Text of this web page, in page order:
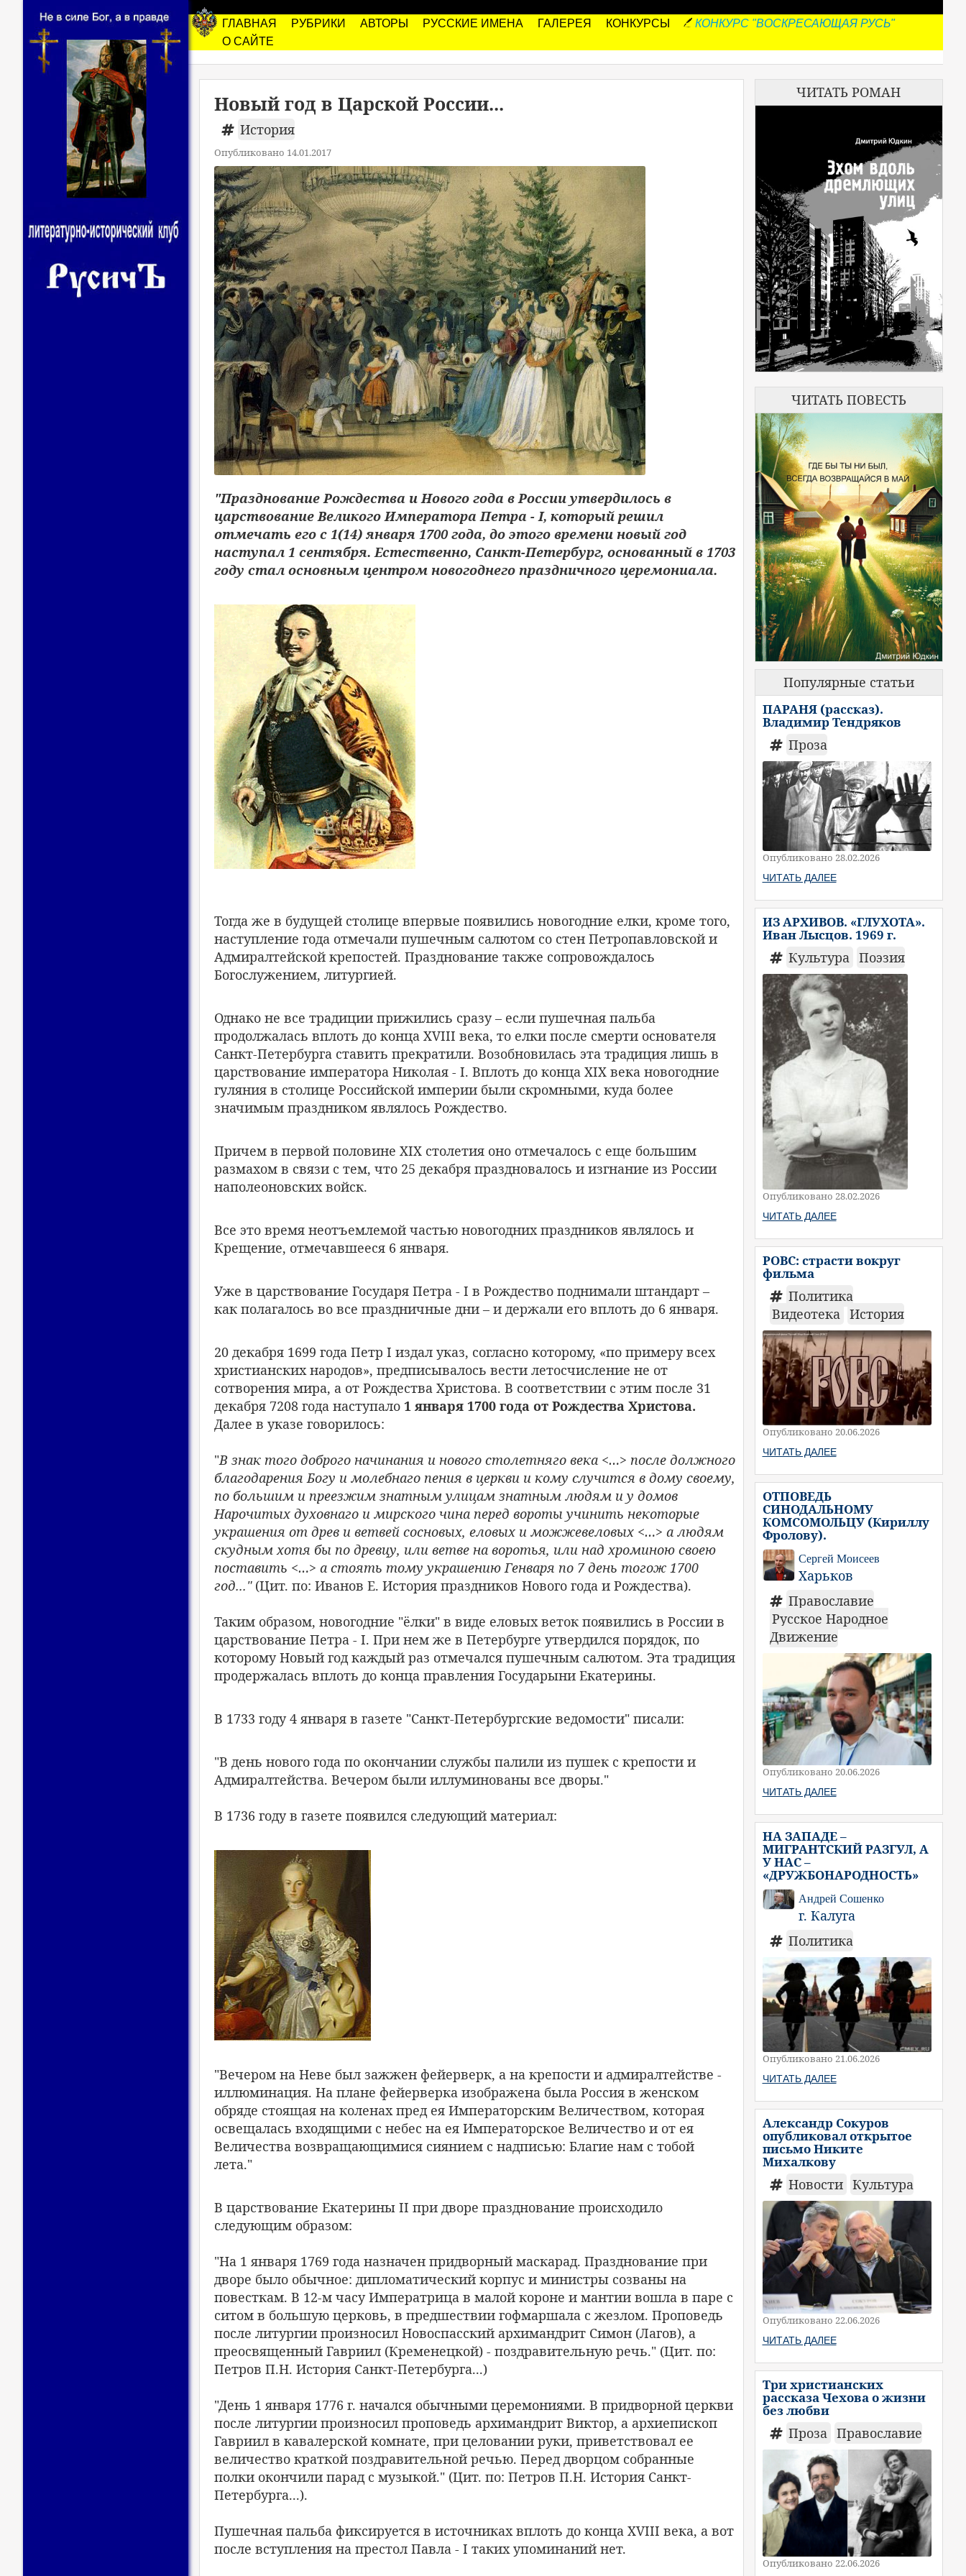
ГЛАВНАЯ РУБРИКИ АВТОРЫ РУССКИЕ ИМЕНА ГАЛЕРЕЯ КОНКУРСЫ
КОНКУРС "ВОСКРЕСАЮЩАЯ РУСЬ"
О САЙТЕ
Новый год в Царской России...
История
Опубликовано 14.01.2017
"Празднование Рождества и Нового года в России утвердилось в
царствование Великого Императора Петра - I, который решил
отмечать его с 1(14) января 1700 года, до этого времени новый год
наступал 1 сентября. Естественно, Санкт-Петербург, основанный в 1703
году стал основным центром новогоднего праздничного церемониала.
Тогда же в будущей столице впервые появились новогодние елки, кроме того,
наступление года отмечали пушечным салютом со стен Петропавловской и
Адмиралтейской крепостей. Празднование также сопровождалось
Богослужением, литургией.
Однако не все традиции прижились сразу – если пушечная пальба
продолжалась вплоть до конца XVIII века, то елки после смерти основателя
Санкт-Петербурга ставить прекратили. Возобновилась эта традиция лишь в
царствование императора Николая - I. Вплоть до конца XIX века новогодние
гуляния в столице Российской империи были скромными, куда более
значимым праздником являлось Рождество.
Причем в первой половине XIX столетия оно отмечалось с еще большим
размахом в связи с тем, что 25 декабря праздновалось и изгнание из России
наполеоновских войск.
Все это время неотъемлемой частью новогодних праздников являлось и
Крещение, отмечавшееся 6 января.
Уже в царствование Государя Петра - I в Рождество поднимали штандарт –
как полагалось во все праздничные дни – и держали его вплоть до 6 января.
20 декабря 1699 года Петр I издал указ, согласно которому, «по примеру всех
христианских народов», предписывалось вести летосчисление не от
сотворения мира, а от Рождества Христова. В соответствии с этим после 31
декабря 7208 года наступало 1 января 1700 года от Рождества Христова.
Далее в указе говорилось:
"В знак того доброго начинания и нового столетняго века <…> после должного
благодарения Богу и молебнаго пения в церкви и кому случится в дому своему,
по большим и преезжим знатным улицам знатным людям и у домов
Нарочитых духовнаго и мирского чина перед вороты учинить некоторые
украшения от древ и ветвей сосновых, еловых и можжевеловых <…> а людям
скудным хотя бы по древцу, или ветве на воротья, или над хроминою своею
поставить <…> а стоять тому украшению Генваря по 7 день тогож 1700
год..." (Цит. по: Иванов Е. История праздников Нового года и Рождества).
Таким образом, новогодние "ёлки" в виде еловых веток появились в России в
царствование Петра - I. При нем же в Петербурге утвердился порядок, по
которому Новый год каждый раз отмечался пушечным салютом. Эта традиция
продержалась вплоть до конца правления Государыни Екатерины.
В 1733 году 4 января в газете "Санкт-Петербургские ведомости" писали:
"В день нового года по окончании службы палили из пушек с крепости и
Адмиралтейства. Вечером были иллуминованы все дворы."
В 1736 году в газете появился следующий материал:
"Вечером на Неве был зажжен фейерверк, а на крепости и адмиралтействе -
иллюминация. На плане фейерверка изображена была Россия в женском
обряде стоящая на коленах пред ея Императорским Величеством, которая
освещалась входящими с небес на ея Императорское Величество и от ея
Величества возвращающимися сиянием с надписью: Благие нам с тобой
лета."
В царствование Екатерины II при дворе празднование происходило
следующим образом:
"На 1 января 1769 года назначен придворный маскарад. Празднование при
дворе было обычное: дипломатический корпус и министры созваны на
повесткам. В 12-м часу Императрица в малой короне и мантии вошла в паре с
ситом в большую церковь, в предшествии гофмаршала с жезлом. Проповедь
после литургии произносил Новоспасский архимандрит Симон (Лагов), а
преосвященный Гавриил (Кременецкой) - поздравительную речь." (Цит. по:
Петров П.Н. История Санкт-Петербурга...)
"День 1 января 1776 г. начался обычными церемониями. В придворной церкви
после литургии произносил проповедь архимандрит Виктор, а архиепископ
Гавриил в кавалерской комнате, при целовании руки, приветствовал ее
величество краткой поздравительной речью. Перед дворцом собранные
полки окончили парад с музыкой." (Цит. по: Петров П.Н. История Санкт-
Петербурга...).
Пушечная пальба фиксируется в источниках вплоть до конца XVIII века, а вот
после вступления на престол Павла - I таких упоминаний нет.
ЧИТАТЬ РОМАН
ЧИТАТЬ ПОВЕСТЬ
Популярные статьи
ПАРАНЯ (рассказ).
Владимир Тендряков
Проза
Опубликовано 28.02.2026
ЧИТАТЬ ДАЛЕЕ
ИЗ АРХИВОВ. «ГЛУХОТА».
Иван Лысцов. 1969 г.
Культура Поэзия
Опубликовано 28.02.2026
ЧИТАТЬ ДАЛЕЕ
РОВС: страсти вокруг
фильма
Политика
Видеотека История
Опубликовано 20.06.2026
ЧИТАТЬ ДАЛЕЕ
ОТПОВЕДЬ
СИНОДАЛЬНОМУ
КОМСОМОЛЬЦУ (Кириллу
Фролову).
Сергей Моисеев
Харьков
Православие
Русское Народное
Движение
Опубликовано 20.06.2026
ЧИТАТЬ ДАЛЕЕ
НА ЗАПАДЕ –
МИГРАНТСКИЙ РАЗГУЛ, А
У НАС –
«ДРУЖБОНАРОДНОСТЬ»
Андрей Сошенко
г. Калуга
Политика
Опубликовано 21.06.2026
ЧИТАТЬ ДАЛЕЕ
Александр Сокуров
опубликовал открытое
письмо Никите
Михалкову
Новости Культура
Опубликовано 22.06.2026
ЧИТАТЬ ДАЛЕЕ
Три христианских
рассказа Чехова о жизни
без любви
Проза Православие
Опубликовано 22.06.2026